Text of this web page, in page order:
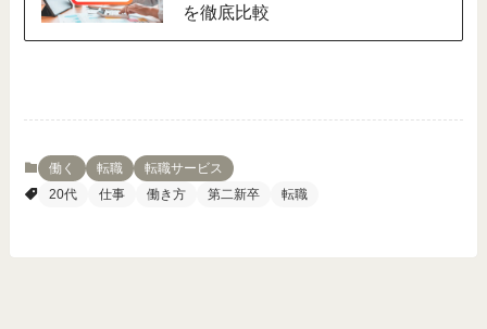
を徹底比較
働く 転職
転職サービス
20代
仕事 働き方 第二新卒 転職